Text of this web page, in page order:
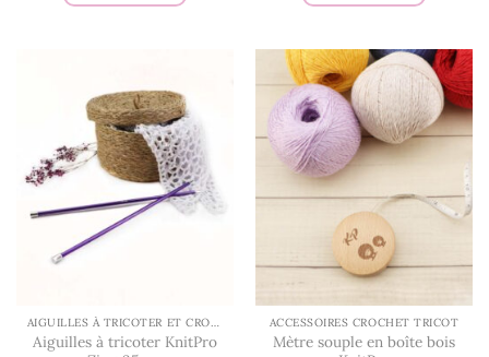
AIGUILLES À TRICOTER ET CROCHETS
Aiguilles à tricoter KnitPro
ACCESSOIRES CROCHET TRICOT
Mètre souple en boîte bois